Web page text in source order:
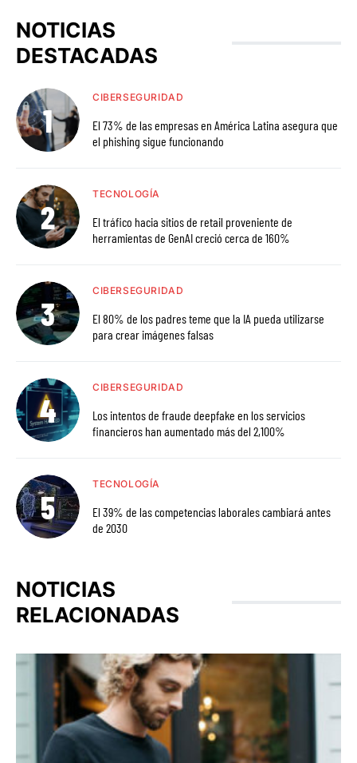
NOTICIAS
DESTACADAS
CIBERSEGURIDAD
El 73% de las empresas en América Latina asegura que
el phishing sigue funcionando
TECNOLOGÍA
El tráfico hacia sitios de retail proveniente de
herramientas de GenAI creció cerca de 160%
CIBERSEGURIDAD
El 80% de los padres teme que la IA pueda utilizarse
para crear imágenes falsas
CIBERSEGURIDAD
Los intentos de fraude deepfake en los servicios
financieros han aumentado más del 2,100%
TECNOLOGÍA
El 39% de las competencias laborales cambiará antes
de 2030
NOTICIAS
RELACIONADAS